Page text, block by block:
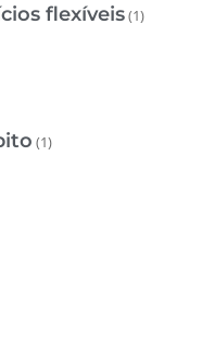
flexíveis(1)
(1)